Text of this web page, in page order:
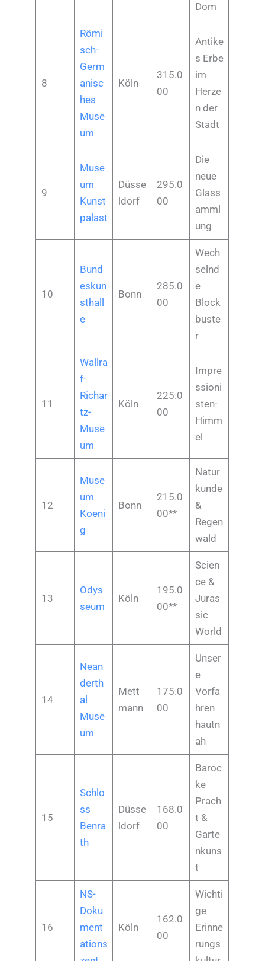
Dom
8
Römi
sch-
Germ
anisc
hes
Muse
um
Köln
315.0
00
Antike
s Erbe
im
Herze
n der
Stadt
9
Muse
um
Kunst
palast
Düsse
ldorf
295.0
00
Die
neue
Glass
amml
ung
10
Bund
eskun
sthall
e
Bonn
285.0
00
Wech
selnd
e
Block
buste
r
11
Wallra
f-
Richar
tz-
Muse
um
Köln
225.0
00
Impre
ssioni
sten-
Himm
el
12
Muse
um
Koeni
g
Bonn
215.0
00**
Natur
kunde
&
Regen
wald
13
Odys
seum
Köln
195.0
00**
Scien
ce &
Juras
sic
World
14
Nean
derth
al
Muse
um
Mett
mann
175.0
00
Unser
e
Vorfa
hren
hautn
ah
15
Schlo
ss
Benra
th
Düsse
ldorf
168.0
00
Baroc
ke
Prach
t &
Garte
nkuns
t
16
NS-
Doku
ment
ations
Köln
162.0
00
Wichti
ge
Erinne
rungs